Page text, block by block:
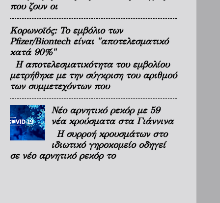
που ζουν οι
Κορωνοϊός: Το εμβόλιο των
Pfizer/Biontech είναι "αποτελεσματικό
κατά 90%"
Η αποτελεσματικότητα του εμβολίου
μετρήθηκε με την σύγκριση του αριθμού
των συμμετεχόντων που
Νέο αρνητικό ρεκόρ με 59
νέα κρούσματα στα Γιάννινα
Η συρροή κρουσμάτων στο
ιδιωτικό γηροκομείο οδηγεί
σε νέο αρνητικό ρεκόρ το